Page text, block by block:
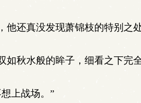
还真没发现萧锦枝的特别之处
秋水般的眸子，细看之下完
上战场。”